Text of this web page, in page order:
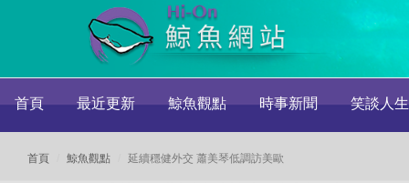
首頁 最近更新 鯨魚觀點 時事新聞 笑談人生
首頁 鯨魚觀點 延續穩健外交 蕭美琴低調訪美歐